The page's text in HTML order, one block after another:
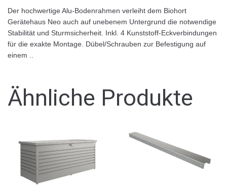
Der hochwertige Alu-Bodenrahmen verleiht dem Biohort
Gerätehaus Neo auch auf unebenem Untergrund die notwendige
Stabilität und Sturmsicherheit. Inkl. 4 Kunststoff-Eckverbindungen
für die exakte Montage. Dübel/Schrauben zur Befestigung auf
einem ..
Ähnliche Produkte